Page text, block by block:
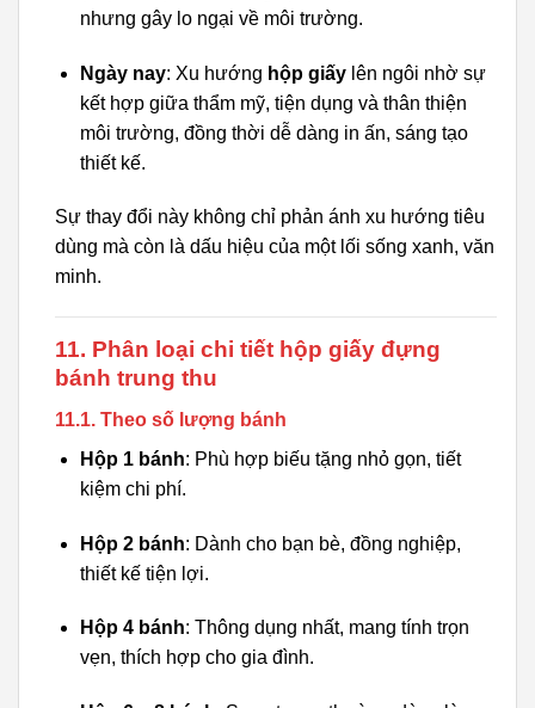
nhưng gây lo ngại về môi trường.
Ngày nay: Xu hướng hộp giấylên ngôi nhờ sự
kết hợp giữa thẩm mỹ, tiện dụng và thân thiện
môi trường, đồng thời dễ dàng in ấn, sáng tạo
thiết kế.
Sự thay đổi này không chỉ phản ánh xu hướng tiêu
dùng mà còn là dấu hiệu của một lối sống xanh, văn
minh.
11. Phân loại chi tiết hộp giấy đựng
bánh trung thu
11.1. Theo số lượng bánh
Hộp 1 bánh: Phù hợp biếu tặng nhỏ gọn, tiết
kiệm chi phí.
Hộp 2 bánh: Dành cho bạn bè, đồng nghiệp,
thiết kế tiện lợi.
Hộp 4 bánh: Thông dụng nhất, mang tính trọn
vẹn, thích hợp cho gia đình.